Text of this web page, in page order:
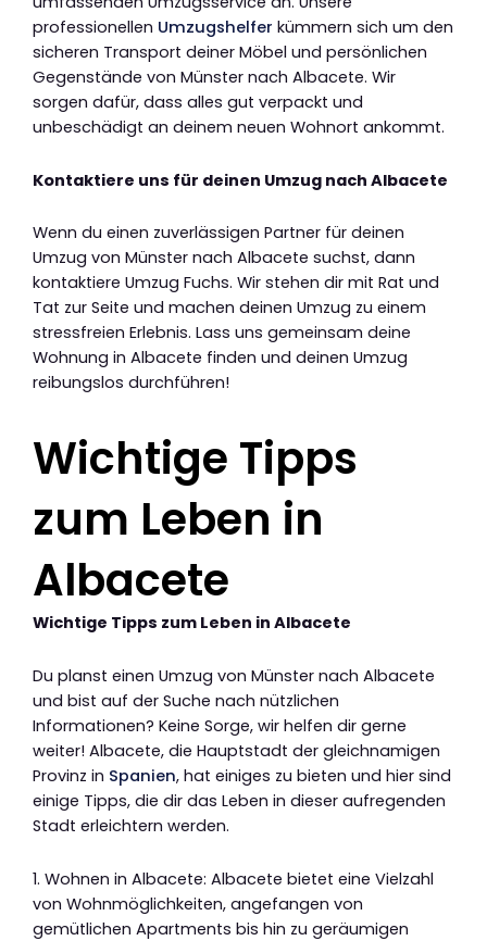
professionellen Umzugshelfer kümmern sich um den
sicheren Transport deiner Möbel und persönlichen
Gegenstände von Münster nach Albacete. Wir
sorgen dafür, dass alles gut verpackt und
unbeschädigt an deinem neuen Wohnort ankommt.
Kontaktiere uns für deinen Umzug nach Albacete
Wenn du einen zuverlässigen Partner für deinen
Umzug von Münster nach Albacete suchst, dann
kontaktiere Umzug Fuchs. Wir stehen dir mit Rat und
Tat zur Seite und machen deinen Umzug zu einem
stressfreien Erlebnis. Lass uns gemeinsam deine
Wohnung in Albacete finden und deinen Umzug
reibungslos durchführen!
Wichtige Tipps
zum Leben in
Albacete
Wichtige Tipps zum Leben in Albacete
Du planst einen Umzug von Münster nach Albacete
und bist auf der Suche nach nützlichen
Informationen? Keine Sorge, wir helfen dir gerne
weiter! Albacete, die Hauptstadt der gleichnamigen
Provinz in Spanien, hat einiges zu bieten und hier sind
einige Tipps, die dir das Leben in dieser aufregenden
Stadt erleichtern werden.
1. Wohnen in Albacete: Albacete bietet eine Vielzahl
von Wohnmöglichkeiten, angefangen von
gemütlichen Apartments bis hin zu geräumigen